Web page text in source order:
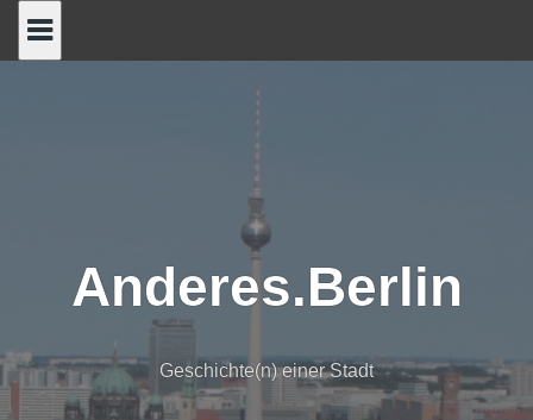
Anderes.Berlin
Geschichte(n) einer Stadt